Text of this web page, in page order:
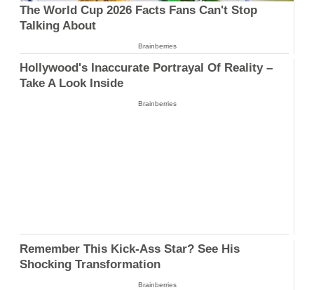
The World Cup 2026 Facts Fans Can't Stop
Talking About
Brainberries
Hollywood's Inaccurate Portrayal Of Reality –
Take A Look Inside
Brainberries
Remember This Kick-Ass Star? See His
Shocking Transformation
Brainberries